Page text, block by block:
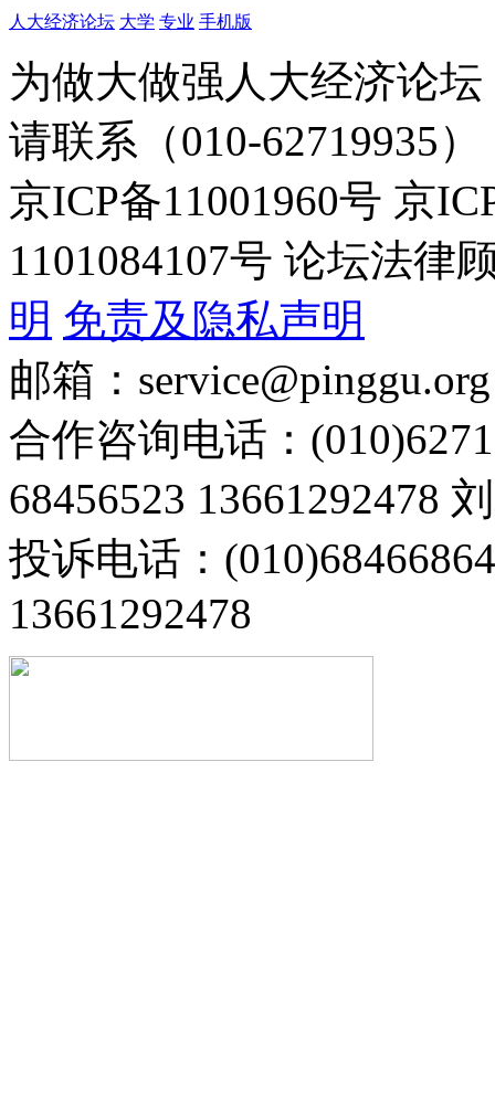
人大经济论坛 大学 专业 手机版
为做大做强人大经济论
请联系（010-62719935）
京ICP备11001960号 京
1101084107号 论坛法律
明 免责及隐私声明
邮箱：service@pinggu.org
合作咨询电话：
68456523 13661292478
投诉电话：
13661292478